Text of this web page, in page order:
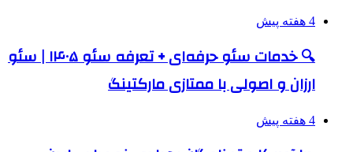
4 هفته پیش
🔍 خدمات سئو حرفه‌ای + تعرفه سئو ۱۴۰۵ | سئو
ارزان و اصولی با ممتازی مارکتینگ
4 هفته پیش